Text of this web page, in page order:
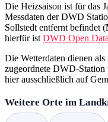
Die Heizsaison ist für das
Messdaten der DWD
Sollstedt entfernt befindet (
hierfür ist DWD Open Data
Die Wetterdaten dienen
zugeordnete DWD-Station
hier ausschließlich auf
Weitere Orte im